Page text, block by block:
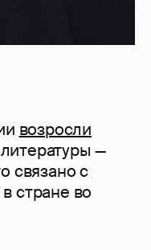
возросли
—
связано с
стране во